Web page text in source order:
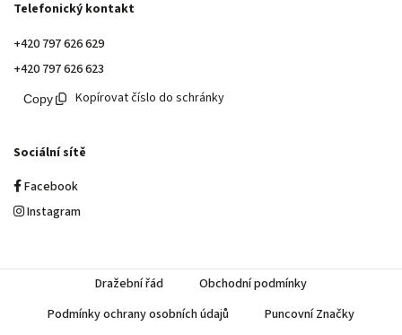
Telefonický kontakt
+420 797 626 629
+420 797 626 623
Kopírovat číslo do schránky
Sociální sítě
Facebook
Instagram
Dražební řád
Obchodní podmínky
Podmínky ochrany osobních údajů
Puncovní Značky